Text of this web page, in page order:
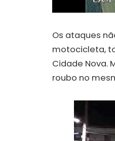
Os ataques
motocicleta,
Cidade Nova.
roubo no